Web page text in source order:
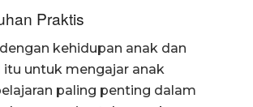
Praktis
kehidupan anak dan
itu untuk mengajar anak
paling penting dalam